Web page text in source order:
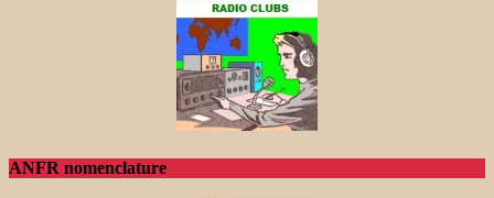
ANFR nomenclature